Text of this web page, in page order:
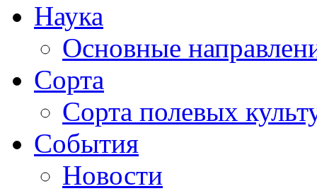
Наука
Основные
Сорта
Сорта полевых
События
Новости